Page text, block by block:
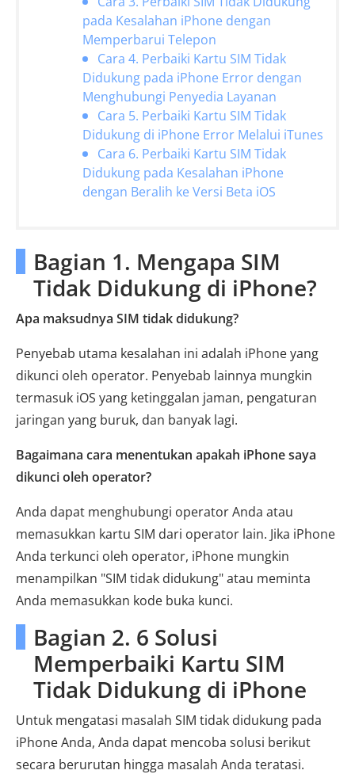
pada Kesalahan iPhone dengan
Memperbarui Telepon
Cara 4. Perbaiki Kartu SIM Tidak
Didukung pada iPhone Error dengan
Menghubungi Penyedia Layanan
Cara 5. Perbaiki Kartu SIM Tidak
Didukung di iPhone Error Melalui iTunes
Cara 6. Perbaiki Kartu SIM Tidak
Didukung pada Kesalahan iPhone
dengan Beralih ke Versi Beta iOS
Bagian 1. Mengapa SIM
Tidak Didukung di iPhone?
Apa maksudnya SIM tidak didukung?
Penyebab utama kesalahan ini adalah iPhone yang
dikunci oleh operator. Penyebab lainnya mungkin
termasuk iOS yang ketinggalan jaman, pengaturan
jaringan yang buruk, dan banyak lagi.
Bagaimana cara menentukan apakah iPhone saya
dikunci oleh operator?
Anda dapat menghubungi operator Anda atau
memasukkan kartu SIM dari operator lain. Jika iPhone
Anda terkunci oleh operator, iPhone mungkin
menampilkan "SIM tidak didukung" atau meminta
Anda memasukkan kode buka kunci.
Bagian 2. 6 Solusi
Memperbaiki Kartu SIM
Tidak Didukung di iPhone
Untuk mengatasi masalah SIM tidak didukung pada
iPhone Anda, Anda dapat mencoba solusi berikut
secara berurutan hingga masalah Anda teratasi.